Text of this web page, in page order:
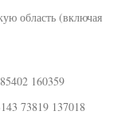
область (включая
160359
73819 137018